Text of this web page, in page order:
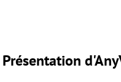
Présentation